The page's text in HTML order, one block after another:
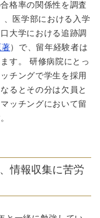
格率の関係性を調査
、医学部における入学
大学における追跡調
著）で、留年経験者は
す。 研修病院にとっ
チングで学生を採用
るとその分は欠員と
ッチングにおいて留
情報収集に苦労